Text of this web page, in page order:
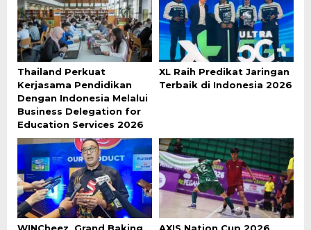
Thailand Perkuat
Kerjasama Pendidikan
Dengan Indonesia Melalui
Business Delegation for
Education Services 2026
XL Raih Predikat Jaringan
Terbaik di Indonesia 2026